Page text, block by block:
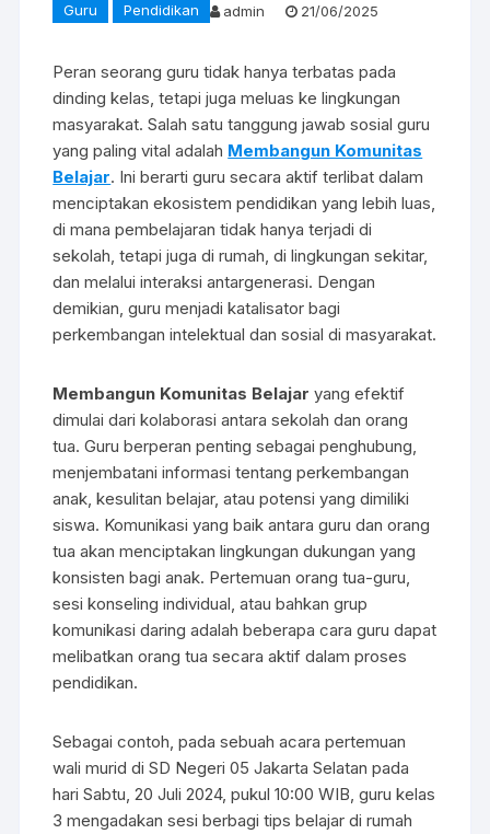
Guru Pendidikan admin 21/06/2025
Peran seorang guru tidak hanya terbatas pada
dinding kelas, tetapi juga meluas ke lingkungan
masyarakat. Salah satu tanggung jawab sosial guru
yang paling vital adalah Membangun Komunitas
Belajar. Ini berarti guru secara aktif terlibat dalam
menciptakan ekosistem pendidikan yang lebih luas,
di mana pembelajaran tidak hanya terjadi di
sekolah, tetapi juga di rumah, di lingkungan sekitar,
dan melalui interaksi antargenerasi. Dengan
demikian, guru menjadi katalisator bagi
perkembangan intelektual dan sosial di masyarakat.
Membangun Komunitas Belajar yang efektif
dimulai dari kolaborasi antara sekolah dan orang
tua. Guru berperan penting sebagai penghubung,
menjembatani informasi tentang perkembangan
anak, kesulitan belajar, atau potensi yang dimiliki
siswa. Komunikasi yang baik antara guru dan orang
tua akan menciptakan lingkungan dukungan yang
konsisten bagi anak. Pertemuan orang tua-guru,
sesi konseling individual, atau bahkan grup
komunikasi daring adalah beberapa cara guru dapat
melibatkan orang tua secara aktif dalam proses
pendidikan.
Sebagai contoh, pada sebuah acara pertemuan
wali murid di SD Negeri 05 Jakarta Selatan pada
hari Sabtu, 20 Juli 2024, pukul 10:00 WIB, guru kelas
3 mengadakan sesi berbagi tips belajar di rumah